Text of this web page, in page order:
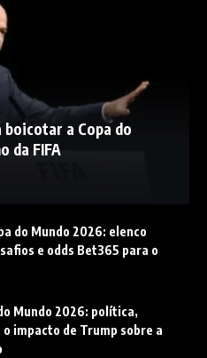
boicotar a Copa do
da FIFA
do Mundo 2026: elenco
e odds Bet365 para o
Mundo 2026: política,
impacto de Trump sobre a